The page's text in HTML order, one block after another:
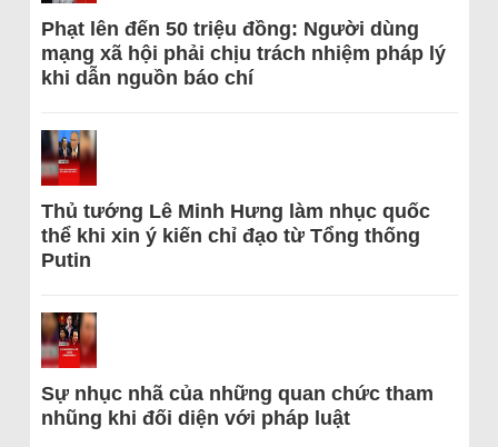
Phạt lên đến 50 triệu đồng: Người dùng
mạng xã hội phải chịu trách nhiệm pháp lý
khi dẫn nguồn báo chí
Thủ tướng Lê Minh Hưng làm nhục quốc
thể khi xin ý kiến chỉ đạo từ Tổng thống
Putin
Sự nhục nhã của những quan chức tham
nhũng khi đối diện với pháp luật